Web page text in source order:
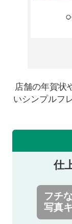
店舗の年賀状
いシンプルフ
仕
フチ
写真